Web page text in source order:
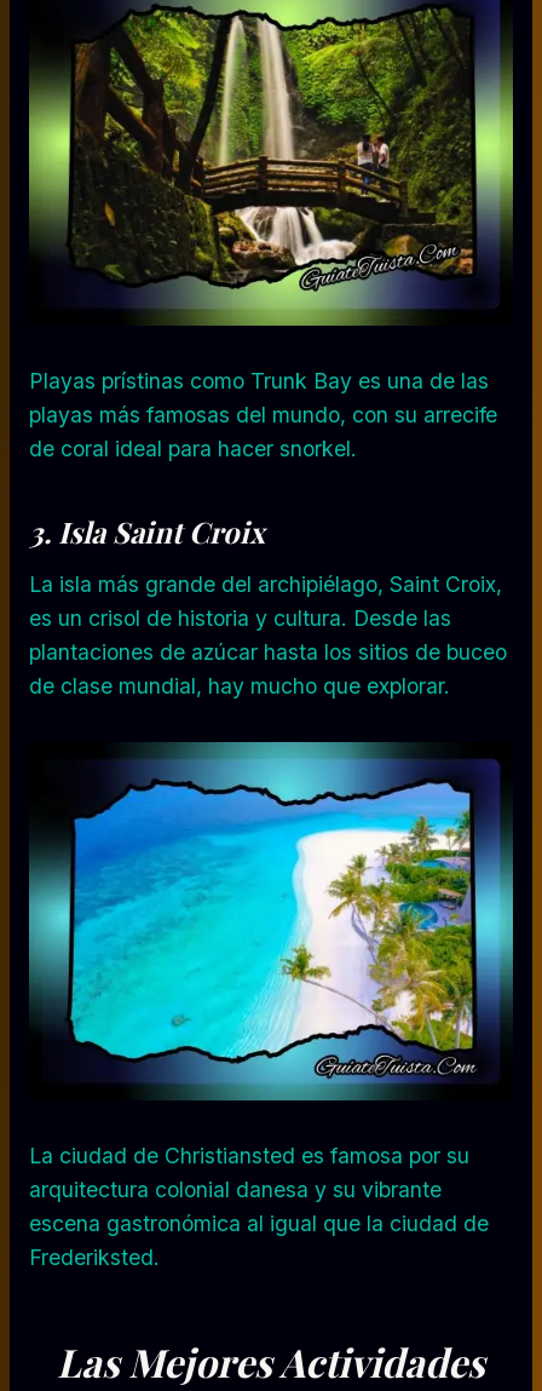
Playas prístinas como Trunk Bay es una de las
playas más famosas del mundo, con su arrecife
de coral ideal para hacer snorkel.
3. IslaSaint Croix
La isla más grande del archipiélago, Saint Croix,
es un crisol de historia y cultura. Desde las
plantaciones de azúcar hasta los sitios de buceo
de clase mundial, hay mucho que explorar.
La ciudad de Christiansted es famosa por su
arquitectura colonial danesa y su vibrante
escena gastronómica al igual que la ciudad de
Frederiksted.
Las MejoresActividades